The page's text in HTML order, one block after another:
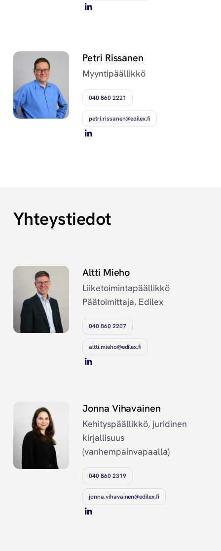
Petri Rissanen
Myyntipäällikkö
040 860 2221
petri.rissanen@edilex.fi
Yhteystiedot
Altti Mieho
Liiketoimintapäällikkö
Päätoimittaja, Edilex
040 860 2207
altti.mieho@edilex.fi
Jonna Vihavainen
Kehityspäällikkö, juridinen
kirjallisuus
(vanhempainvapaalla)
040 860 2319
jonna.vihavainen@edilex.fi